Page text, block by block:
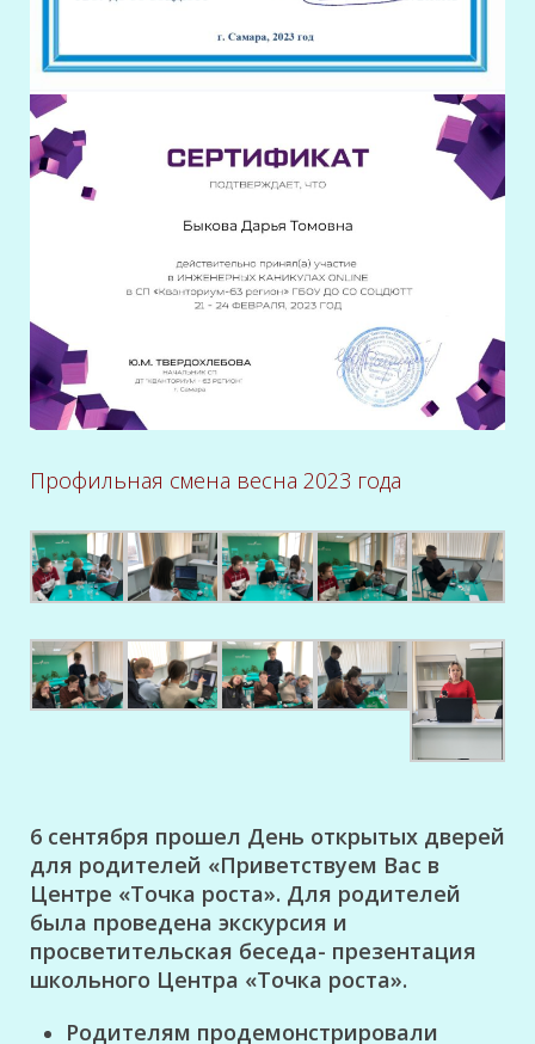
Профильная смена весна 2023 года
6 сентября прошел День открытых дверей
для родителей «Приветствуем Вас в
Центре «Точка роста». Для родителей
была проведена экскурсия и
просветительская беседа- презентация
школьного Центра «Точка роста».
Родителям продемонстрировали